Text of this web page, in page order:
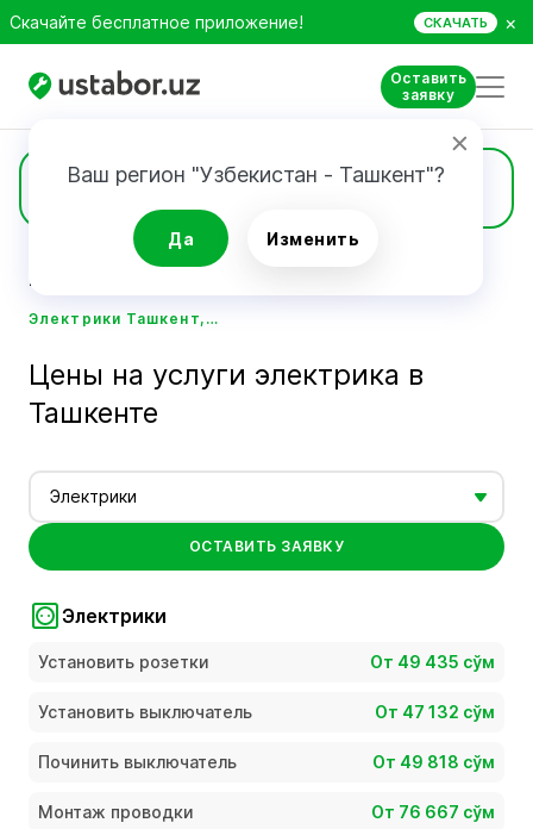
Скачайте бесплатное приложение! СКАЧАТЬ ×
Оставить
заявку
Ваш регион "Узбекистан - Ташкент"?
Да Изменить
Цены
Главная
Электрики Ташкент, цена услуг электрика 24х7 - Ustabor.uz
Цены на услуги электрика в
Ташкенте
Электрики
ОСТАВИТЬ ЗАЯВКУ
Электрики
Установить розетки От 49 435 сўм
Установить выключатель От 47 132 сўм
Починить выключатель От 49 818 сўм
Монтаж проводки От 76 667 сўм